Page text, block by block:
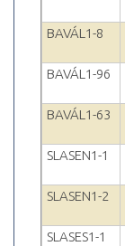
BAVÁL1-8
BAVÁL1-96
BAVÁL1-63
SLASEN1-1
SLASEN1-2
SLASES1-1